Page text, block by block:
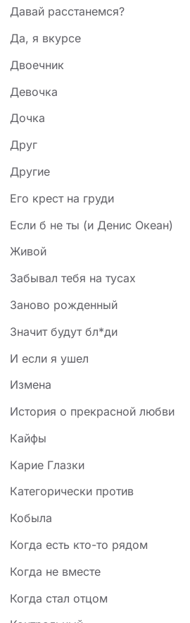
Давай расстанемся?
Да, я вкурсе
Двоечник
Девочка
Дочка
Друг
Другие
Его крест на груди
Если б не ты (и Денис Океан)
Живой
Забывал тебя на тусах
Заново рожденный
Значит будут бл*ди
И если я ушел
Измена
История о прекрасной любви
Кайфы
Карие Глазки
Категорически против
Кобыла
Когда есть кто-то рядом
Когда не вместе
Когда стал отцом